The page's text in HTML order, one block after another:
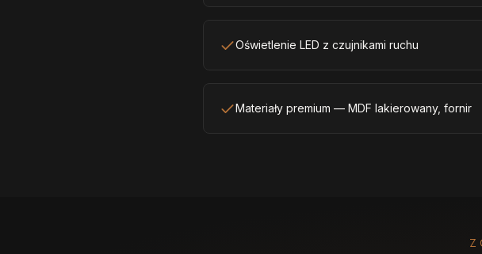
Oświetlenie LED z czujnikami ruchu
Materiały premium — MDF lakierowany, fornir